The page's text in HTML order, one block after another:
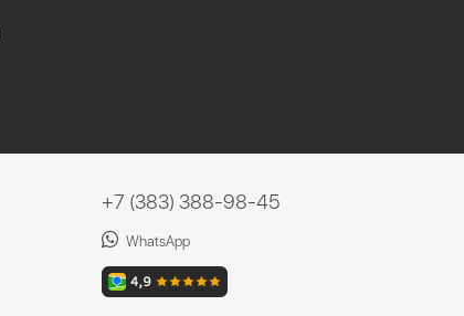
+7 (383) 388-98-45
WhatsApp